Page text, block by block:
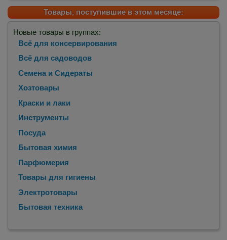
Товары, поступившие в этом месяце:
Новые товары в группах:
Всё для консервирования
Всё для садоводов
Семена и Сидераты
Хозтовары
Краски и лаки
Инструменты
Посуда
Бытовая химия
Парфюмерия
Товары для гигиены
Электротовары
Бытовая техника